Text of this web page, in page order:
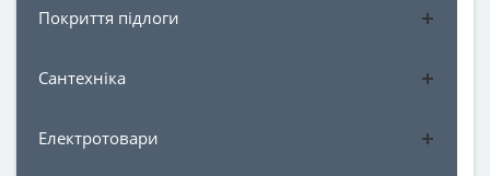
Покриття підлоги
Сантехніка
Електротовари